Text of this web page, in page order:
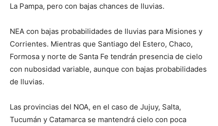
La Pampa, pero con bajas chances de lluvias.
NEA con bajas probabilidades de lluvias para Misiones y
Corrientes. Mientras que Santiago del Estero, Chaco,
Formosa y norte de Santa Fe tendrán presencia de cielo
con nubosidad variable, aunque con bajas probabilidades
de lluvias.
Las provincias del NOA, en el caso de Jujuy, Salta,
Tucumán y Catamarca se mantendrá cielo con poca